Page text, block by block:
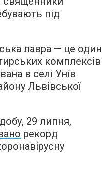
під
лавра — це один
комплексів
в селі Унів
Львівської
29 липня,
рекорд